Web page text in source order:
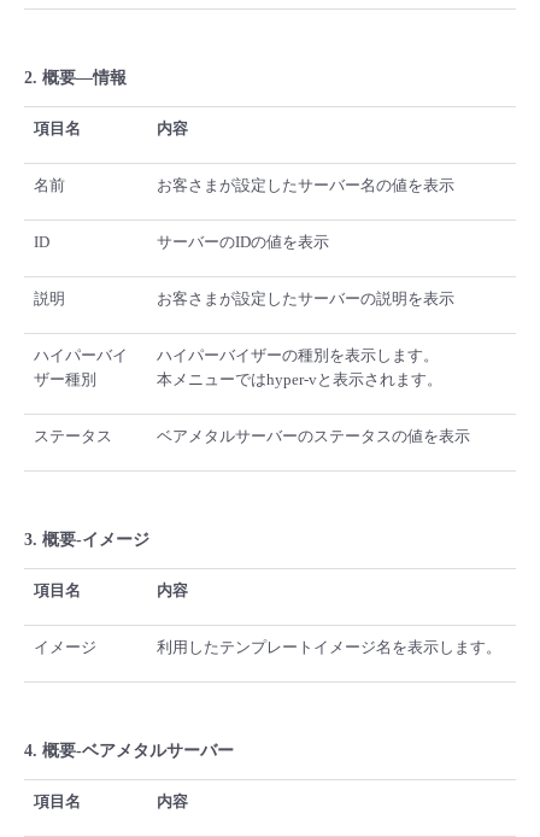
2. 概要―情報
項目名 内容
名前 お客さまが設定したサーバー名の値を表示
ID サーバーのIDの値を表示
説明 お客さまが設定したサーバーの説明を表示
ハイパーバイ
ザー種別
ハイパーバイザーの種別を表示します。
本メニューではhyper-vと表示されます。
ステータス ベアメタルサーバーのステータスの値を表示
3. 概要-イメージ
項目名 内容
イメージ 利用したテンプレートイメージ名を表示します。
4. 概要-ベアメタルサーバー
項目名 内容